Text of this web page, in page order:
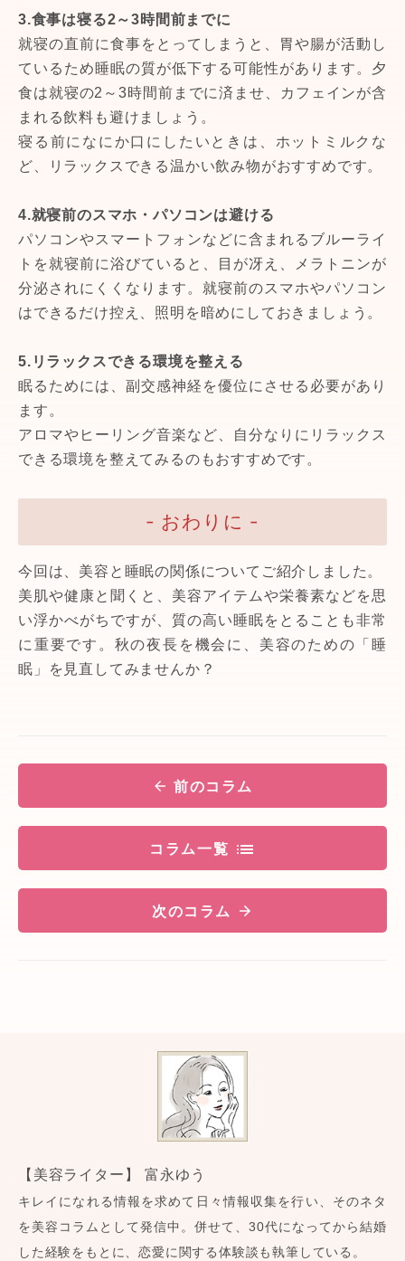
3.食事は寝る2～3時間前までに
就寝の直前に食事をとってしまうと、胃や腸が活動し
ているため睡眠の質が低下する可能性があります。夕
食は就寝の2～3時間前までに済ませ、カフェインが含
まれる飲料も避けましょう。
寝る前になにか口にしたいときは、ホットミルクな
ど、リラックスできる温かい飲み物がおすすめです。
4.就寝前のスマホ・パソコンは避ける
パソコンやスマートフォンなどに含まれるブルーライ
トを就寝前に浴びていると、目が冴え、メラトニンが
分泌されにくくなります。就寝前のスマホやパソコン
はできるだけ控え、照明を暗めにしておきましょう。
5.リラックスできる環境を整える
眠るためには、副交感神経を優位にさせる必要があり
ます。
アロマやヒーリング音楽など、自分なりにリラックス
できる環境を整えてみるのもおすすめです。
- おわりに -
今回は、美容と睡眠の関係についてご紹介しました。
美肌や健康と聞くと、美容アイテムや栄養素などを思
い浮かべがちですが、質の高い睡眠をとることも非常
に重要です。秋の夜長を機会に、美容のための「睡
眠」を見直してみませんか？
前のコラム
コラム一覧
次のコラム
【美容ライター】 富永ゆう
キレイになれる情報を求めて日々情報収集を行い、そのネタ
を美容コラムとして発信中。併せて、30代になってから結婚
した経験をもとに、恋愛に関する体験談も執筆している。